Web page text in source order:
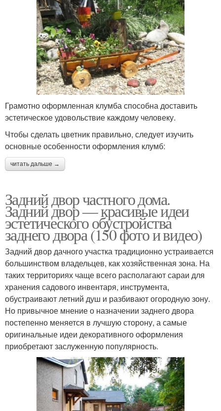
Грамотно оформленная клумба способна доставить
эстетическое удовольствие каждому человеку.
Чтобы сделать цветник правильно, следует изучить
основные особенности оформления клумб:
читать дальше →
Задний двор частного дома.
Задний двор — красивые идеи
эстетического обустройства
заднего двора (150 фото и видео)
Задний двор дачного участка традиционно устраивается
большинством владельцев, как хозяйственная зона. На
таких территориях чаще всего располагают сараи для
хранения садового инвентаря, инструмента,
обустраивают летний душ и разбивают огородную зону.
Но привычное мнение о назначении заднего двора
постепенно меняется в лучшую сторону, а самые
оригинальные идеи декоративного оформления
приобретают заслуженную популярность.